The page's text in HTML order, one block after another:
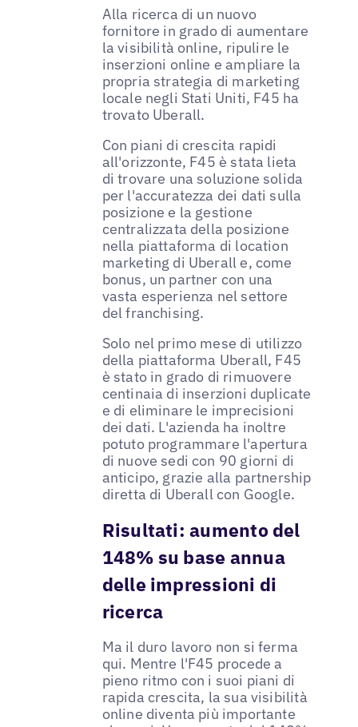
Alla ricerca di un nuovo
fornitore in grado di aumentare
la visibilità online, ripulire le
inserzioni online e ampliare la
propria strategia di marketing
locale negli Stati Uniti, F45 ha
trovato Uberall.
Con piani di crescita rapidi
all'orizzonte, F45 è stata lieta
di trovare una soluzione solida
per l'accuratezza dei dati sulla
posizione e la gestione
centralizzata della posizione
nella piattaforma di location
marketing di Uberall e, come
bonus, un partner con una
vasta esperienza nel settore
del franchising.
Solo nel primo mese di utilizzo
della piattaforma Uberall, F45
è stato in grado di rimuovere
centinaia di inserzioni duplicate
e di eliminare le imprecisioni
dei dati. L'azienda ha inoltre
potuto programmare l'apertura
di nuove sedi con 90 giorni di
anticipo, grazie alla partnership
diretta di Uberall con Google.
Risultati: aumento del
148% su base annua
delle impressioni di
ricerca
Ma il duro lavoro non si ferma
qui. Mentre l'F45 procede a
pieno ritmo con i suoi piani di
rapida crescita, la sua visibilità
online diventa più importante